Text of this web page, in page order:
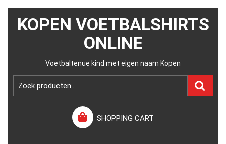
KOPEN VOETBALSHIRTS
ONLINE
Voetbaltenue kind met eigen naam Kopen
SHOPPING CART